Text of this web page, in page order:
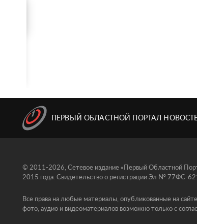
ПЕРВЫЙ ОБЛАСТНОЙ ПОРТАЛ
© 2011-2026, Сетевое издание «Первый Областной
2015 года. Свидетельство о регистрации Эл № 77ФС-
Все права на любые материалы, опубликованные на
фото, аудио и видеоматериалов возможно только с